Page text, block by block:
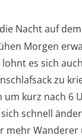
Nacht auf
Morgen
es sich
zu
um kurz nach 6
schnell
mehr Wanderer